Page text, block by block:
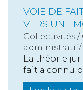
VOIE DE
VERS UNE
Collectivités /
administratif/
La théorie
fait a connu